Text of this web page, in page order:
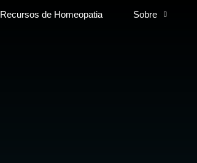
Recursos de Homeopatia Sobre